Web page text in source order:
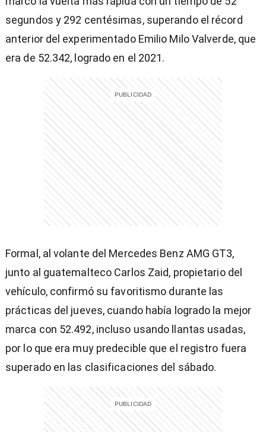
segundos y 292 centésimas, superando el récord
anterior del experimentado Emilio Milo Valverde, que
era de 52.342, logrado en el 2021.
Formal, al volante del Mercedes Benz AMG GT3,
junto al guatemalteco Carlos Zaid, propietario del
vehículo, confirmó su favoritismo durante las
prácticas del jueves, cuando había logrado la mejor
marca con 52.492, incluso usando llantas usadas,
por lo que era muy predecible que el registro fuera
superado en las clasificaciones del sábado.